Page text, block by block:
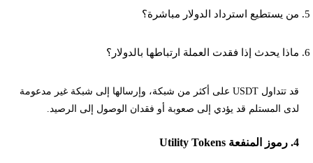
من يستطيع استرداد الدولار مباشرة؟
ماذا يحدث إذا فقدت العملة ارتباطها بالدولار؟
قد تتداول USDT على أكثر من شبكة، وإرسالها إلى شبكة غير مدعومة
لدى المستلم قد يؤدي إلى صعوبة أو فقدان الوصول إلى الرصيد.
4. رموز المنفعة Utility Tokens